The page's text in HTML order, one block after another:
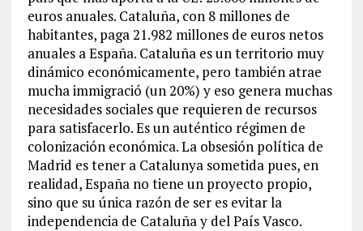
euros anuales. Cataluña, con 8 millones de
habitantes, paga 21.982 millones de euros netos
anuales a España. Cataluña es un territorio muy
dinámico económicamente, pero también atrae
mucha immigració (un 20%) y eso genera muchas
necesidades sociales que requieren de recursos
para satisfacerlo. Es un auténtico régimen de
colonización económica. La obsesión política de
Madrid es tener a Catalunya sometida pues, en
realidad, España no tiene un proyecto propio,
sino que su única razón de ser es evitar la
independencia de Cataluña y del País Vasco.